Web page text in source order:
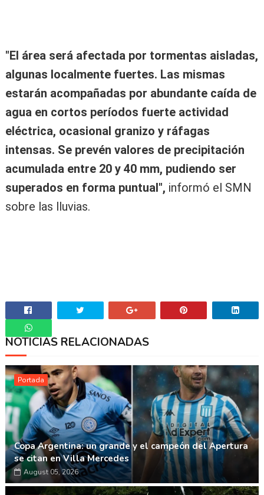
"El área será afectada por tormentas aisladas,
algunas localmente fuertes. Las mismas
estarán acompañadas por abundante caída de
agua en cortos períodos fuerte actividad
eléctrica, ocasional granizo y ráfagas
intensas. Se prevén valores de precipitación
acumulada entre 20 y 40 mm, pudiendo ser
superados en forma puntual", informó el SMN
sobre las lluvias.
Whatsapp
NOTICIAS RELACIONADAS
Portada
Copa Argentina: un grande y el campeón del Apertura
se citan en Villa Mercedes
August 05, 2026